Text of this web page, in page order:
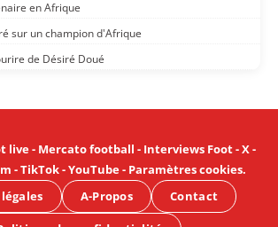
en Afrique
sur un champion d'Afrique
de Désiré Doué
live- Mercato football - Interviews Foot-X-
-TikTok-YouTube- Paramètres cookies.
A-Propos Contact